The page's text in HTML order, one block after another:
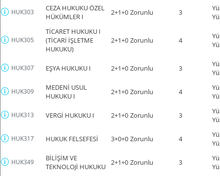
HUK303
CEZA HUKUKU ÖZEL
HÜKÜMLER I
2+1+0 Zorunlu 3
HUK305
TİCARET HUKUKU I
(TİCARİ İŞLETME
HUKUKU)
2+1+0 Zorunlu 4
HUK307 EŞYA HUKUKU I 2+1+0 Zorunlu 3
HUK309
MEDENİ USUL
HUKUKU I
2+1+0 Zorunlu 4
HUK313 VERGİ HUKUKU I 2+1+0 Zorunlu 3
HUK317 HUKUK FELSEFESİ 3+0+0 Zorunlu 4
HUK349
BİLİŞİM VE
TEKNOLOJİ HUKUKU
2+1+0 Zorunlu 3